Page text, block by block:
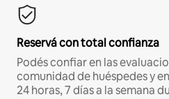
Reservá con total confianza
Podés confiar en las
comunidad de huéspedes y
24 horas, 7 días a la semana